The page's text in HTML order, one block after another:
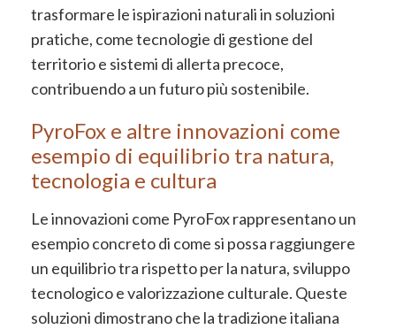
trasformare le ispirazioni naturali in soluzioni
pratiche, come tecnologie di gestione del
territorio e sistemi di allerta precoce,
contribuendo a un futuro più sostenibile.
PyroFox e altre innovazioni come
esempio di equilibrio tra natura,
tecnologia e cultura
Le innovazioni come PyroFox rappresentano un
esempio concreto di come si possa raggiungere
un equilibrio tra rispetto per la natura, sviluppo
tecnologico e valorizzazione culturale. Queste
soluzioni dimostrano che la tradizione italiana